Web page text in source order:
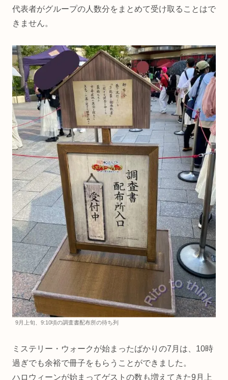
代表者がグループの人数分をまとめて受け取ることはで
きません。
9月上旬、9:10頃の調査書配布所の待ち列
ミステリー・ウォークが始まったばかりの7月は、10時
過ぎでも余裕で冊子をもらうことができました。
ハロウィーンが始まってゲストの数も増えてきた9月上